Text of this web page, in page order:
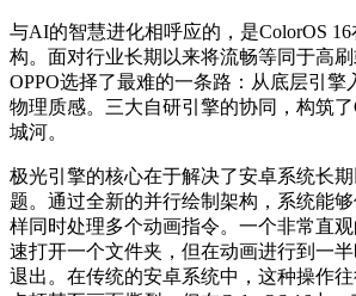
与AI的智慧进化相呼应的，是ColorOS
构。面对行业长期以来将流畅等同于高刷
OPPO选择了最难的一条路：从底层引擎
物理质感。三大自研引擎的协同，构筑了
城河。
极光引擎的核心在于解决了安卓系统长
题。通过全新的并行绘制架构，系统能
样同时处理多个动画指令。一个非常直
速打开一个文件夹，但在动画进行到一
退出。在传统的安卓系统中，这种操作往